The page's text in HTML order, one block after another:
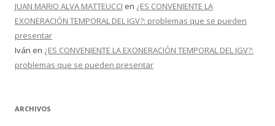
JUAN MARIO ALVA MATTEUCCI en ¿ES CONVENIENTE LA
EXONERACIÓN TEMPORAL DEL IGV?: problemas que se pueden
presentar
Iván en ¿ES CONVENIENTE LA EXONERACIÓN TEMPORAL DEL IGV?:
problemas que se pueden presentar
ARCHIVOS